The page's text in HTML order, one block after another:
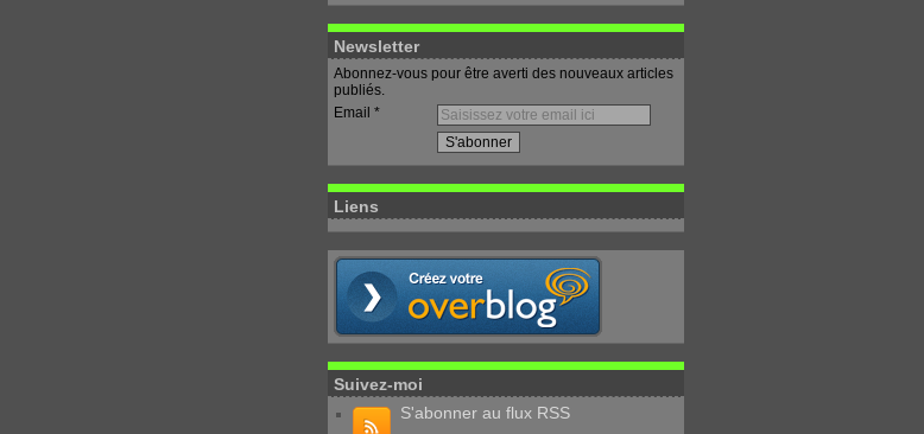
Newsletter
Abonnez-vous pour être averti des nouveaux articles
publiés.
Email
Liens
Suivez-moi
S'abonner au flux RSS